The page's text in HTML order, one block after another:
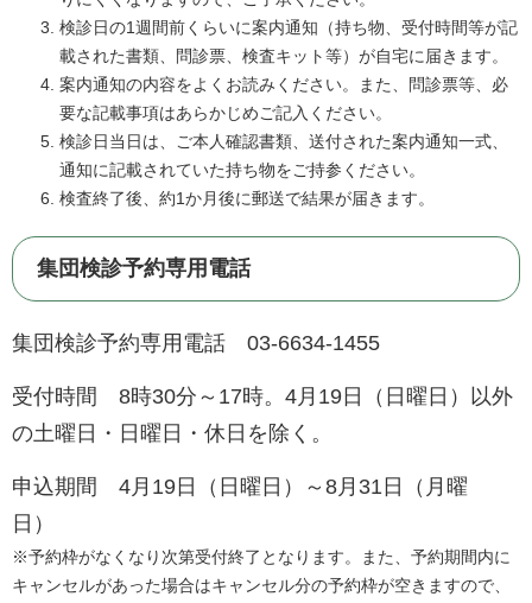
検診日の1週間前くらいに案内通知（持ち物、受付時間等が記
載された書類、問診票、検査キット等）が自宅に届きます。
案内通知の内容をよくお読みください。また、問診票等、必
要な記載事項はあらかじめご記入ください。
検診日当日は、ご本人確認書類、送付された案内通知一式、
通知に記載されていた持ち物をご持参ください。
検査終了後、約1か月後に郵送で結果が届きます。
集団検診予約専用電話
集団検診予約専用電話 03-6634-1455
受付時間 8時30分～17時。4月19日（日曜日）以外
の土曜日・日曜日・休日を除く。
申込期間 4月19日（日曜日）～8月31日（月曜
日）
※予約枠がなくなり次第受付終了となります。また、予約期間内に
キャンセルがあった場合はキャンセル分の予約枠が空きますので、